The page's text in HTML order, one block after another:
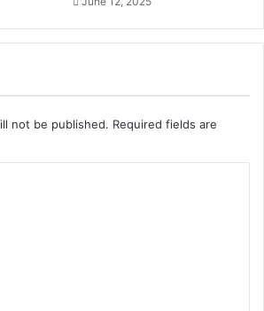
not be published. Required fields are